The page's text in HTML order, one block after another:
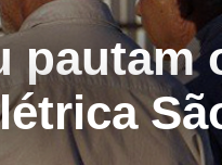
pautam